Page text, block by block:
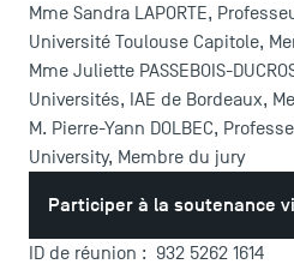
LES INDISPENSABLES
Le corps professoral
Campus tour
Accréditations
Mme Sandra LAPORTE,
Université Toulouse Capitole,
Mme Juliette PASSEBOIS-
Universités, IAE de Bordeaux,
M. Pierre-Yann DOLBEC,
University, Membre du jury
Participer à la soutenance
ID de réunion : 932 5262 1614